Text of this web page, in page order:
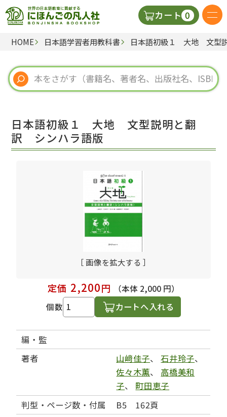
カート 0
日本語の教科書
視聴覚・補助教材
教師用参考書
HOME 日本語学習者用教科書 日本語初級１ 大地 文型
日本語初級１ 大地 文型説明と翻
訳 シンハラ語版
［ 画像を拡大する ］
定価 2,200円
（本体 2,000 円）
個数
カートへ入れる
編・監
著者
山﨑佳子、石井玲子、
佐々木薫、 高橋美和
子、 町田恵子
判型・ページ数・付属
B5 162頁